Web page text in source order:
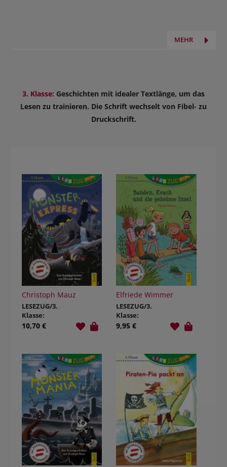
MEHR
3. Klasse: Geschichten mit idealer Textlänge, um das
Lesen zu trainieren. Die Schrift wechselt von Fibel- zu
Druckschrift.
Christoph Mauz
LESEZUG/3.
Klasse:
Monster-
10,70 €
Elfriede Wimmer
LESEZUG/3.
Klasse:
Banden, Krach
9,95 €